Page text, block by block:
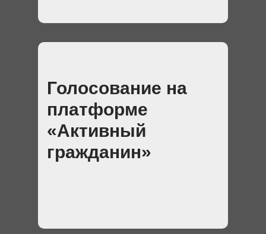
Голосование на
платформе
«Активный
гражданин»